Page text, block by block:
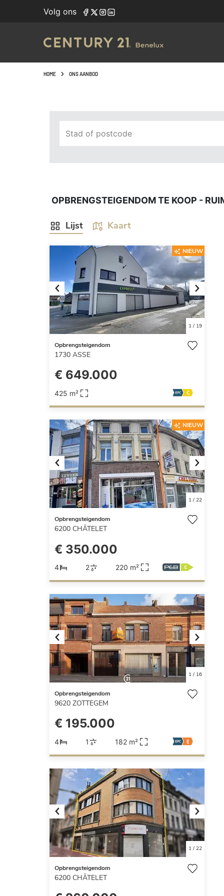
Volg ons
HOME ONS AANBOD
Stad of postcode
OPBRENGSTEIGENDOM TE KOOP -
Lijst Kaart
Previous Next
1/ 19
NIEUW
Opbrengsteigendom
1730 ASSE
€ 649.000
425 m²
Previous Next
1/ 22
NIEUW
Opbrengsteigendom
6200 CHÂTELET
€ 350.000
4 2 220 m²
Previous Next
1/ 16
Opbrengsteigendom
9620 ZOTTEGEM
€ 195.000
4 1 182 m²
Previous Next
1/ 22
Opbrengsteigendom
6200 CHÂTELET
Navigated to Opbrengsteigendom te koop - ruim aanbod